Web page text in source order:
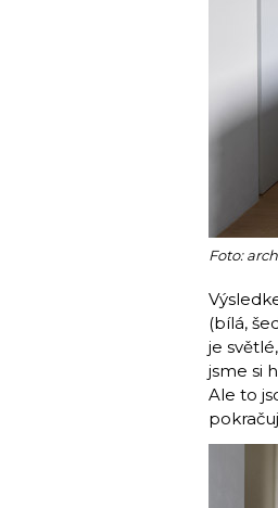
Foto:
(bílá,
je
jsme si
Ale to